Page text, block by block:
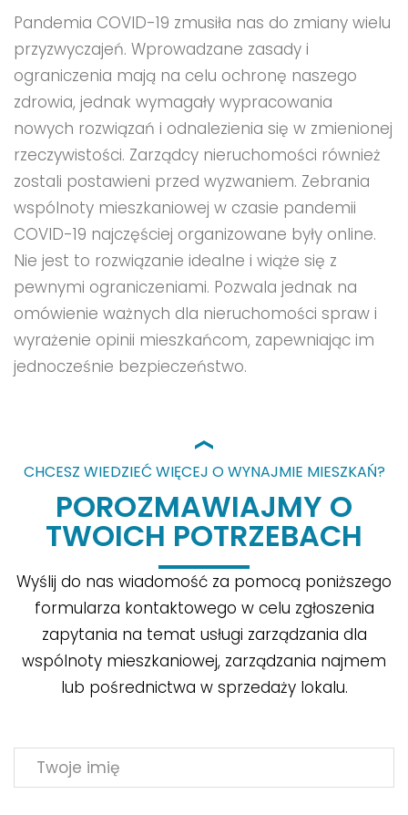
Pandemia COVID-19 zmusiła nas do zmiany wielu
przyzwyczajeń. Wprowadzane zasady i
ograniczenia mają na celu ochronę naszego
zdrowia, jednak wymagały wypracowania
nowych rozwiązań i odnalezienia się w zmienionej
rzeczywistości. Zarządcy nieruchomości również
zostali postawieni przed wyzwaniem. Zebrania
wspólnoty mieszkaniowej w czasie pandemii
COVID-19 najczęściej organizowane były online.
Nie jest to rozwiązanie idealne i wiąże się z
pewnymi ograniczeniami. Pozwala jednak na
omówienie ważnych dla nieruchomości spraw i
wyrażenie opinii mieszkańcom, zapewniając im
jednocześnie bezpieczeństwo.
CHCESZ WIEDZIEĆ WIĘCEJ O WYNAJMIE MIESZKAŃ?
POROZMAWIAJMY O
TWOICH POTRZEBACH
Wyślij do nas wiadomość za pomocą poniższego
formularza kontaktowego w celu zgłoszenia
zapytania na temat usługi zarządzania dla
wspólnoty mieszkaniowej, zarządzania najmem
lub pośrednictwa w sprzedaży lokalu.